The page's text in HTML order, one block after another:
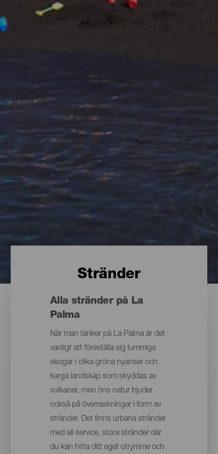
Stränder
Alla stränder på La
Palma
När man tänker på La Palma är det
vanligt att föreställa sig lummiga
skogar i olika gröna nyanser och
karga landskap som skyddas av
vulkaner, men öns natur bjuder
också på överraskningar i form av
stränder. Det finns urbana stränder
med all service, stora stränder där
du kan hitta ditt eget utrymme och